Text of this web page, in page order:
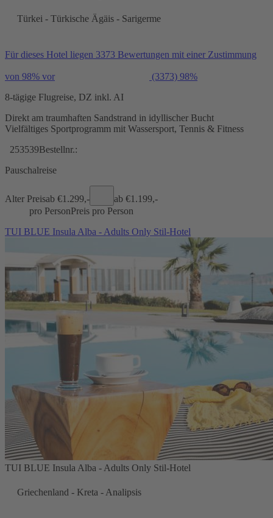
Türkei - Türkische Ägäis - Sarigerme
Für dieses Hotel liegen 3373 Bewertungen mit einer Zustimmung
von 98% vor (3373) 98%
8-tägige Flugreise, DZ inkl. AI
Direkt am traumhaften Sandstrand in idyllischer Bucht
Vielfältiges Sportprogramm mit Wassersport, Tennis & Fitness
253539Bestellnr.:
Pauschalreise
Alter Preisab €1.299,- ab €1.199,-
pro PersonPreis pro Person
TUI BLUE Insula Alba - Adults Only Stil-Hotel
TUI BLUE Insula Alba - Adults Only Stil-Hotel
Griechenland - Kreta - Analipsis